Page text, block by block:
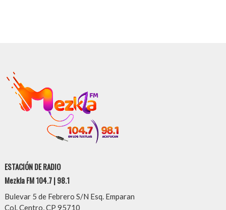
ESTACIÓN DE RADIO
Mezkla FM 104.7 | 98.1
Bulevar 5 de Febrero S/N Esq. Emparan
Col. Centro, CP 95710